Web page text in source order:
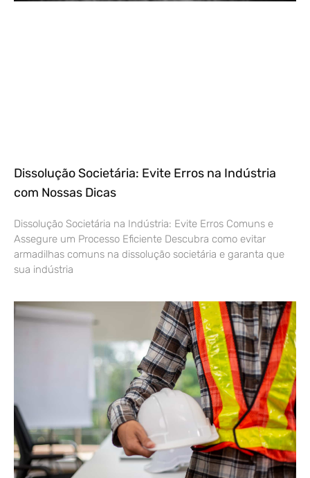
Dissolução Societária: Evite Erros na Indústria
com Nossas Dicas
Dissolução Societária na Indústria: Evite Erros Comuns e
Assegure um Processo Eficiente Descubra como evitar
armadilhas comuns na dissolução societária e garanta que
sua indústria